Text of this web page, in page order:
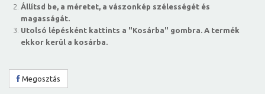
Állítsd be, a méretet, a vászonkép szélességét és
magasságát.
Utolsó lépésként kattints a "Kosárba" gombra. A termék
ekkor kerül a kosárba.
Megosztás